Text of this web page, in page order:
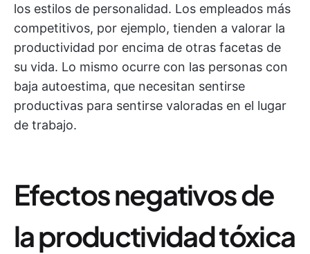
los estilos de personalidad. Los empleados más
competitivos, por ejemplo, tienden a valorar la
productividad por encima de otras facetas de
su vida. Lo mismo ocurre con las personas con
baja autoestima, que necesitan sentirse
productivas para sentirse valoradas en el lugar
de trabajo.
Efectos negativos de
la productividad tóxica